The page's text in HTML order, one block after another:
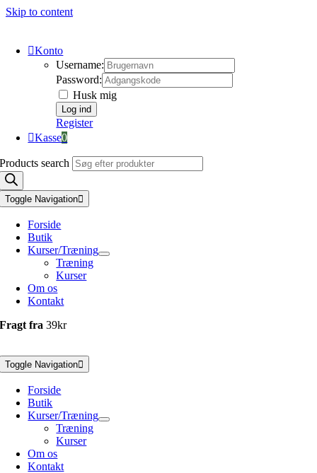
Skip to content
Konto
Username:
Password:
Husk mig
Register
Kasse0
Products search
Toggle Navigation
Forside
Butik
Kurser/Træning
Træning
Kurser
Om os
Kontakt
Fragt fra39kr
Toggle Navigation
Forside
Butik
Kurser/Træning
Træning
Kurser
Om os
Kontakt